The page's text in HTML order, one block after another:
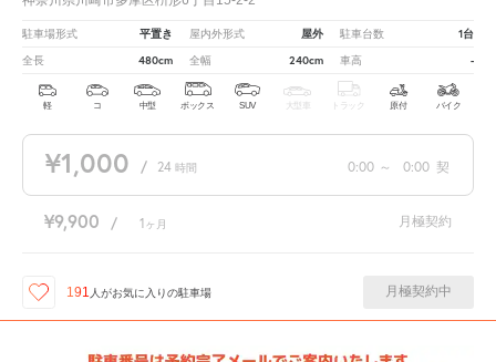
駐車場形式 平置き 屋内外形式 屋外 駐車台数 1台
全長 480cm 全幅 240cm 車高 -
軽 コ 中型 ボックス SUV 大型車 トラック 原付 バイク
¥1,000 / 24 時間 0:00 ～ 0:00 契
¥9,900 / 1 ヶ月 月極契約
191 人がお気に入りの駐車場 月極契約中